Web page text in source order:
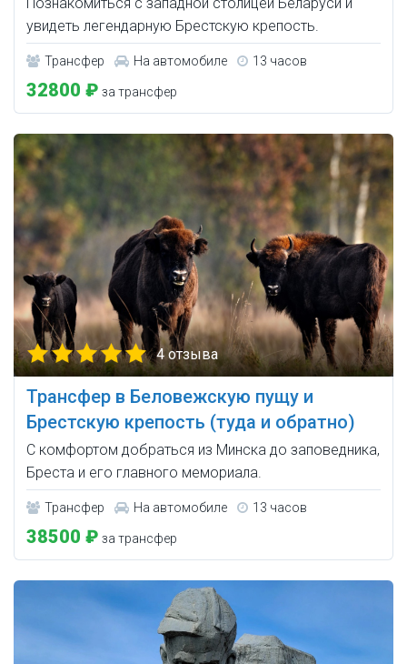
увидеть легендарную Брестскую крепость.
Трансфер На автомобиле 13 часов
32800 ₽ за трансфер
4 отзыва
Трансфер в Беловежскую пущу и
Брестскую крепость (туда и обратно)
С комфортом добраться из Минска до заповедника,
Бреста и его главного мемориала.
Трансфер На автомобиле 13 часов
38500 ₽ за трансфер